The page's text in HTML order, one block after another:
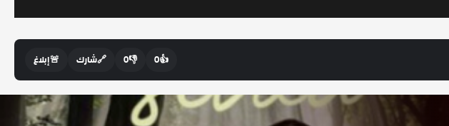
👍
0
👎
0
🔗شارك 🚨إبلاغ